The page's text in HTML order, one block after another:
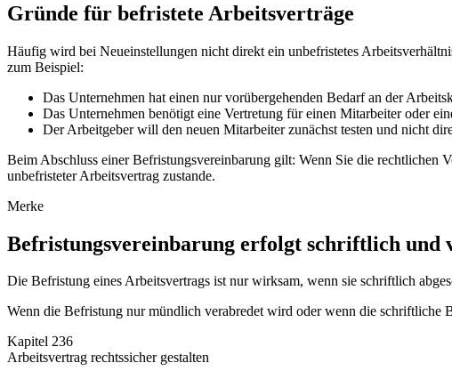
Gründe für befristete Arbeitsverträge
Häufig wird bei Neueinstellungen nicht direkt ein unbefristetes
zum Beispiel:
Das Unternehmen hat einen nur vorübergehenden Bedarf an der
Das Unternehmen benötigt eine Vertretung für einen Mitarbeiter oder
Der Arbeitgeber will den neuen Mitarbeiter zunächst testen und nicht
Beim Abschluss einer Befristungsvereinbarung gilt: Wenn Sie die
unbefristeter Arbeitsvertrag zustande.
Merke
Befristungsvereinbarung erfolgt schriftlich
Die Befristung eines Arbeitsvertrags ist nur wirksam, wenn sie schriftlich
Wenn die Befristung nur mündlich verabredet wird oder wenn die schriftliche
Kapitel 236
Arbeitsvertrag rechtssicher gestalten